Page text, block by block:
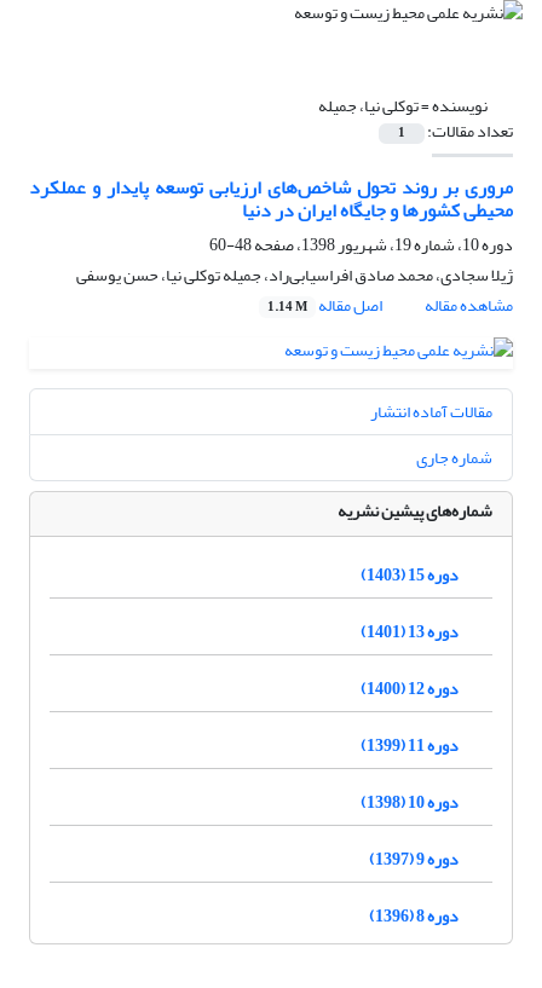
نویسنده =توکلی نیا، جمیله
تعداد مقالات: 1
مروری بر روند تحول شاخص‌های ارزیابی توسعه پایدار و عملکرد
محیطی کشورها و جایگاه ایران در دنیا
دوره 10، شماره 19، شهریور 1398، صفحه
48-60
ژیلا سجادی، محمد صادق افراسیابی‌راد، جمیله توکلی نیا، حسن یوسفی
مشاهده مقاله
اصل مقاله 1.14 M
مقالات آماده انتشار
شماره جاری
شماره‌های پیشین نشریه
دوره 15 (1403)
دوره 13 (1401)
دوره 12 (1400)
دوره 11 (1399)
دوره 10 (1398)
دوره 9 (1397)
دوره 8 (1396)